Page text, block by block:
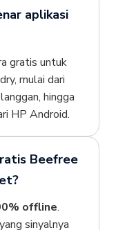
aplikasi
gratis untuk
mulai dari
hingga
HP Android.
Beefree
offline.
sinyalnya